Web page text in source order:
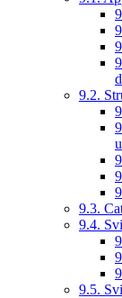
9.2.
9.3.
9.4.
9.5.